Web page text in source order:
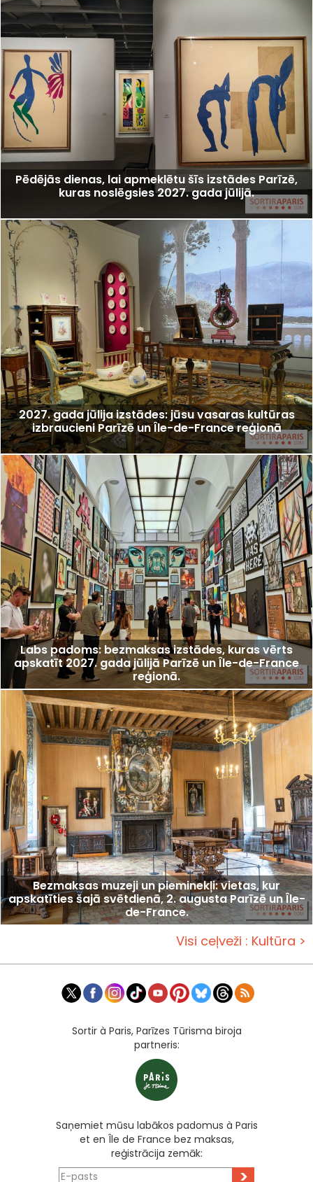
Pēdējās dienas, lai apmeklētu šīs izstādes Parīzē,
kuras noslēgsies 2027. gada jūlijā.
2027. gada jūlija izstādes: jūsu vasaras kultūras
izbraucieni Parīzē un Île-de-France reģionā
Labs padoms: bezmaksas izstādes, kuras vērts
apskatīt 2027. gada jūlijā Parīzē un Île-de-France
reģionā.
Bezmaksas muzeji un pieminekļi: vietas, kur
apskatīties šajā svētdienā, 2. augusta Parīzē un Île-
de-France.
Visi ceļveži : Kultūra >
Sortir à Paris, Parīzes Tūrisma biroja
partneris:
Saņemiet mūsu labākos padomus à Paris
et en Île de France bez maksas,
reģistrācija zemāk:
>